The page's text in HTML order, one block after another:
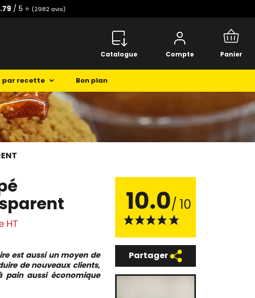
/ 5 ⭐️ (2982 avis)
Catalogue Compte Panier
par recette Bon plan
HT
est aussi un moyen de
de nouveaux clients,
pain aussi économique
10.0/ 10
Partager